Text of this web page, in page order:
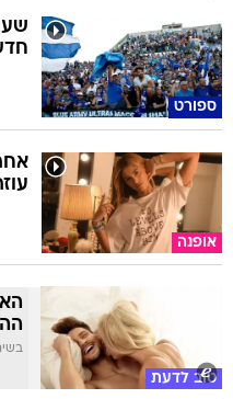
ספורט
אופנה
טוב לדעת